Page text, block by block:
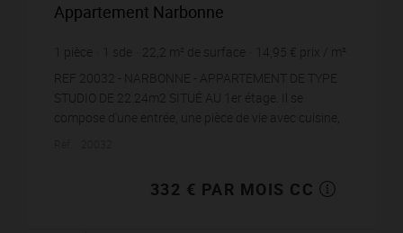
Appartement Narbonne
pièce sde 22,2 m² de surface 14,95 € prix / m²
REF 20032 - NARBONNE - APPARTEMENT DE TYPE
STUDIO DE 22.24m2 SITUÉ AU 1er étage. Il se
compose d'une entrée, une pièce de vie avec cuisine,
332 € PAR MOIS CC